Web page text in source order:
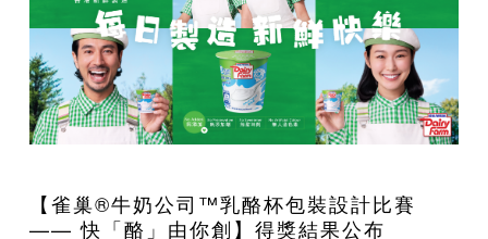
【雀巢®牛奶公司™乳酪杯包裝設計比賽
—— 快「酪」由你創】得獎結果公布